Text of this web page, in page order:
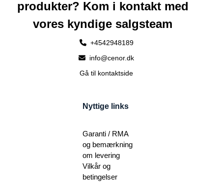
produkter? Kom i kontakt med
vores kyndige salgsteam
+4542948189
info@cenor.dk
Gå til kontaktside
Nyttige links
Garanti / RMA
og bemærkning
om levering
Vilkår og
betingelser